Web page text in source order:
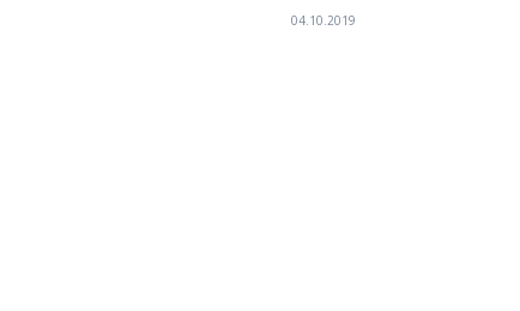
04.10.2019